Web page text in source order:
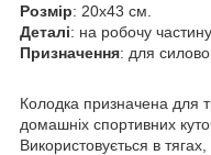
Розмір: 20x43 см.
Деталі: на робочу частину
Призначення: для
Колодка призначена для
домашніх спортивних
Використовується в